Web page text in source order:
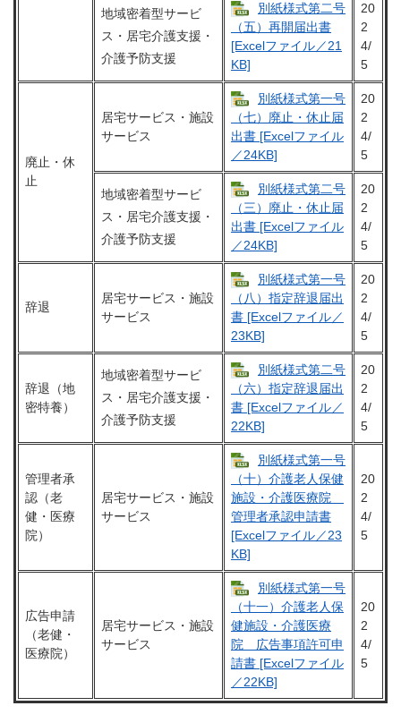
地域密着型サービ
ス・居宅介護支援・
介護予防支援
別紙様式第二号
（五）再開届出書
[Excelファイル／21
KB]
20
2
4/
5
廃止・休
止
居宅サービス・施設
サービス
別紙様式第一号
（七）廃止・休止届
出書 [Excelファイル
／24KB]
20
2
4/
5
地域密着型サービ
ス・居宅介護支援・
介護予防支援
別紙様式第二号
（三）廃止・休止届
出書 [Excelファイル
／24KB]
20
2
4/
5
辞退
居宅サービス・施設
サービス
別紙様式第一号
（八）指定辞退届出
書 [Excelファイル／
23KB]
20
2
4/
5
辞退（地
密特養）
地域密着型サービ
ス・居宅介護支援・
介護予防支援
別紙様式第二号
（六）指定辞退届出
書 [Excelファイル／
22KB]
20
2
4/
5
管理者承
認（老
健・医療
院）
居宅サービス・施設
サービス
別紙様式第一号
（十）介護老人保健
施設・介護医療院
管理者承認申請書
[Excelファイル／23
KB]
20
2
4/
5
広告申請
（老健・
医療院）
居宅サービス・施設
サービス
別紙様式第一号
（十一）介護老人保
健施設・介護医療
院 広告事項許可申
請書 [Excelファイル
／22KB]
20
2
4/
5